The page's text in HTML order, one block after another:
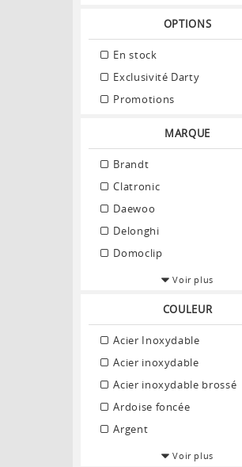
OPTIONS
En stock
Exclusivité Darty
Promotions
MARQUE
Brandt
Clatronic
Daewoo
Delonghi
Domoclip
Voir plus
COULEUR
Acier Inoxydable
Acier inoxydable
Acier inoxydable brossé
Ardoise foncée
Argent
Voir plus